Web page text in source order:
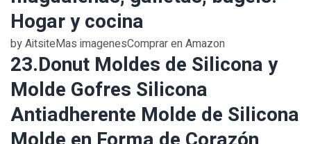
Hogar y cocina
by AitsiteMas imagenesComprar en Amazon
23.Donut Moldes de Silicona y
Molde Gofres Silicona
Antiadherente Molde de Silicona